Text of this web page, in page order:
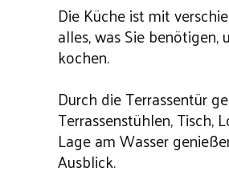
Die Küche ist mit
alles, was Sie
kochen.
Durch die Terrassentür
Terrassenstühlen, Tisch,
Lage am Wasser
Ausblick.